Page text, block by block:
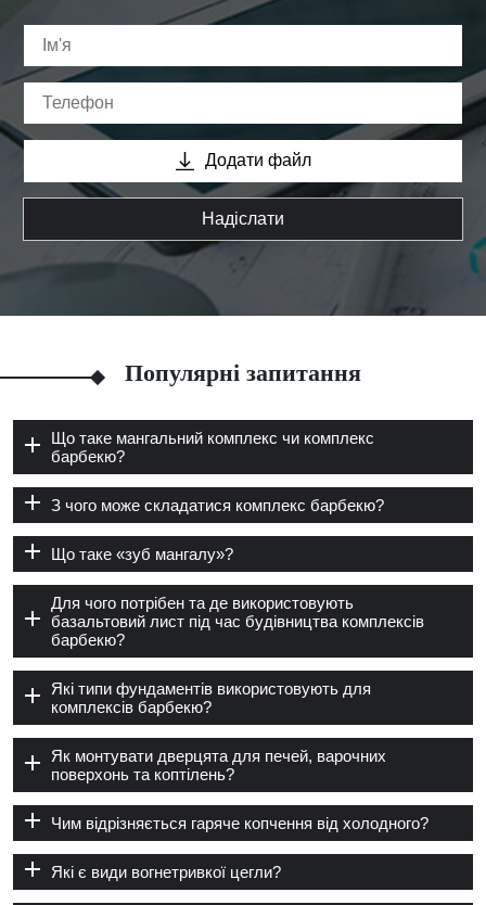
Додати файл
Надіслати
Популярні запитання
Що таке мангальний комплекс чи комплекс
барбекю?
З чого може складатися комплекс барбекю?
Що таке «зуб мангалу»?
Для чого потрібен та де використовують
базальтовий лист під час будівництва комплексів
барбекю?
Які типи фундаментів використовують для
комплексів барбекю?
Як монтувати дверцята для печей, варочних
поверхонь та коптілень?
Чим відрізняється гаряче копчення від холодного?
Які є види вогнетривкої цегли?